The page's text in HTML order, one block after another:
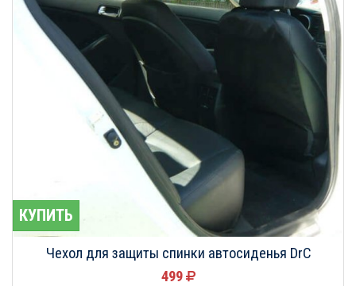
КУПИТЬ
Чехол для защиты спинки автосиденья DrC
499